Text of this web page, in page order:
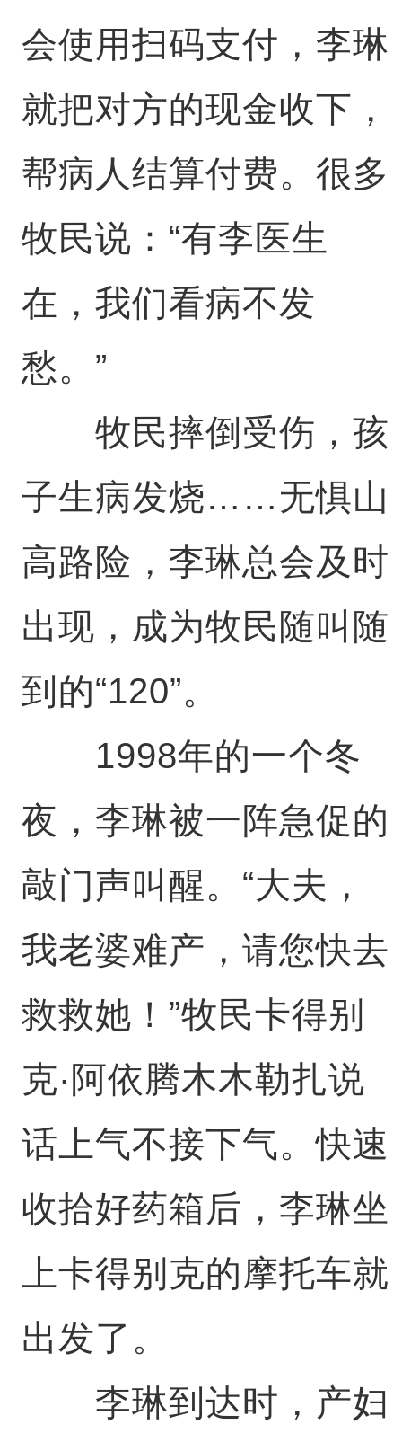
会使用扫码支付，李琳
就把对方的现金收下，
帮病人结算付费。很多
牧民说：“有李医生
在，我们看病不发
愁。”
牧民摔倒受伤，孩
子生病发烧……无惧山
高路险，李琳总会及时
出现，成为牧民随叫随
到的“120”。
1998年的一个冬
夜，李琳被一阵急促的
敲门声叫醒。“大夫，
我老婆难产，请您快去
救救她！”牧民卡得别
克·阿依腾木木勒扎说
话上气不接下气。快速
收拾好药箱后，李琳坐
上卡得别克的摩托车就
出发了。
李琳到达时，产妇